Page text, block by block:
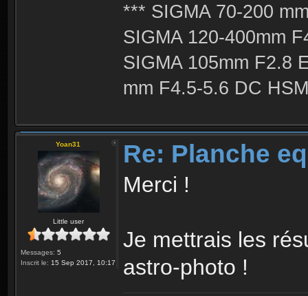
*** SIGMA 70-200
SIGMA 120-400mm
SIGMA 105mm F2.8
mm F4.5-5.6 DC
Yoan31
Little user
Messages: 5
Inscrit le: 15 Sep 2017, 10:17
Re: Planche
Merci !
Je mettrais les
astro-photo !